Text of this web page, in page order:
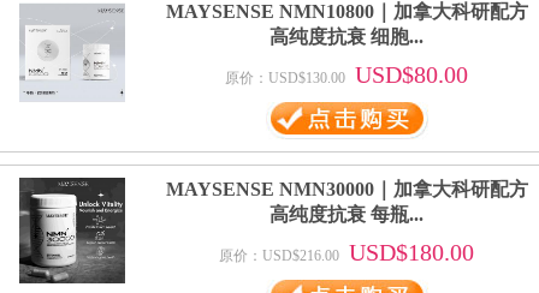
MAYSENSE NMN10800｜加拿大科研配方
高纯度抗衰 细胞...
原价：USD$130.00 USD$80.00
MAYSENSE NMN30000｜加拿大科研配方
高纯度抗衰 每瓶...
原价：USD$216.00 USD$180.00